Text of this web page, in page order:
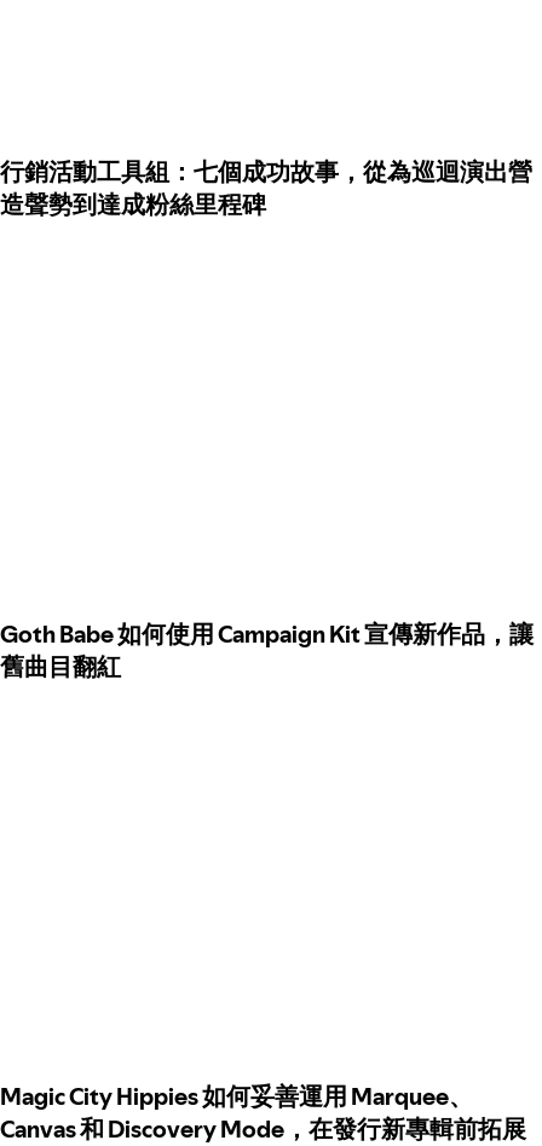
行銷活動工具組：七個成功故事，從為巡迴演出營
造聲勢到達成粉絲里程碑
Goth Babe 如何使用 Campaign Kit 宣傳新作品，讓
舊曲目翻紅
Magic City Hippies 如何妥善運用 Marquee、
Canvas 和 Discovery Mode，在發行新專輯前拓展